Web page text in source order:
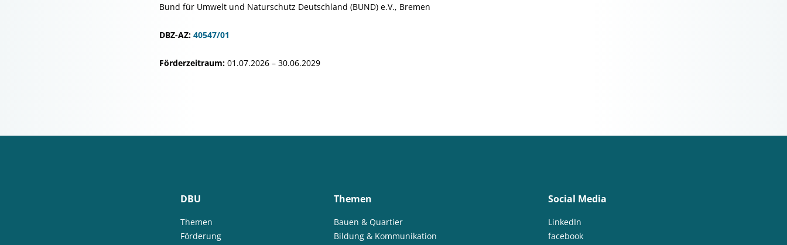
Bund für Umwelt und Naturschutz Deutschland (BUND) e.V., Bremen
DBZ-AZ: 40547/01
Förderzeitraum: 01.07.2026 – 30.06.2029
DBU
Themen
Förderung
Themen
Bauen & Quartier
Bildung & Kommunikation
Social Media
LinkedIn
facebook